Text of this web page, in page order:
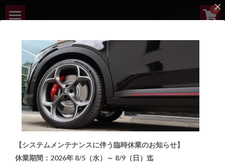
ARB | ITALIAN
AUTOMOTIVE
CUSTOMIZE BOUTIQUE
0
ABOUT
NEW ARRIVALS
LINEUP
ORDER PROCESS
BOUTIQUE
×
ストアカテゴリー
すべてのカテゴリー
【システムメンテナンスに伴う臨時休業のお知らせ】
休業期間：2026年 8/5（水）～ 8/9（日）迄